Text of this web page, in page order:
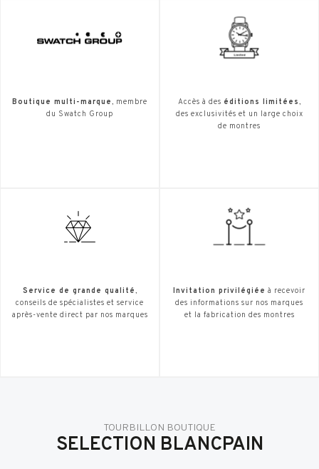
Boutique multi-marque, membre
du Swatch Group
Accès à des éditions limitées,
des exclusivités et un large choix
de montres
Service de grande qualité,
conseils de spécialistes et service
après-vente direct par nos marques
Invitation privilégiée à recevoir
des informations sur nos marques
et la fabrication des montres
TOURBILLON BOUTIQUE
SELECTION BLANCPAIN